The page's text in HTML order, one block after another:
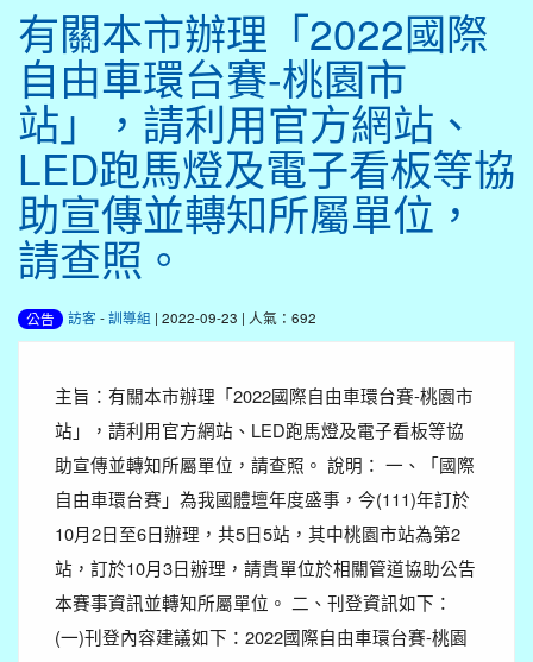
有關本市辦理「2022國際
自由車環台賽-桃園市
站」，請利用官方網站、
LED跑馬燈及電子看板等協
助宣傳並轉知所屬單位，
請查照。
公告 訪客 -訓導組 | 2022-09-23 | 人氣：692
主旨：有關本市辦理「2022國際自由車環台賽-桃園市
站」，請利用官方網站、LED跑馬燈及電子看板等協
助宣傳並轉知所屬單位，請查照。 說明： 一、「國際
自由車環台賽」為我國體壇年度盛事，今(111)年訂於
10月2日至6日辦理，共5日5站，其中桃園市站為第2
站，訂於10月3日辦理，請貴單位於相關管道協助公告
本賽事資訊並轉知所屬單位。 二、刊登資訊如下：
(一)刊登內容建議如下：2022國際自由車環台賽-桃園